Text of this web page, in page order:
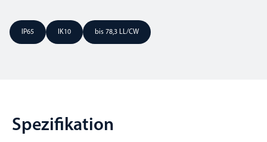
IP65 IK10 bis 78,3 LL/CW
Spezifikation